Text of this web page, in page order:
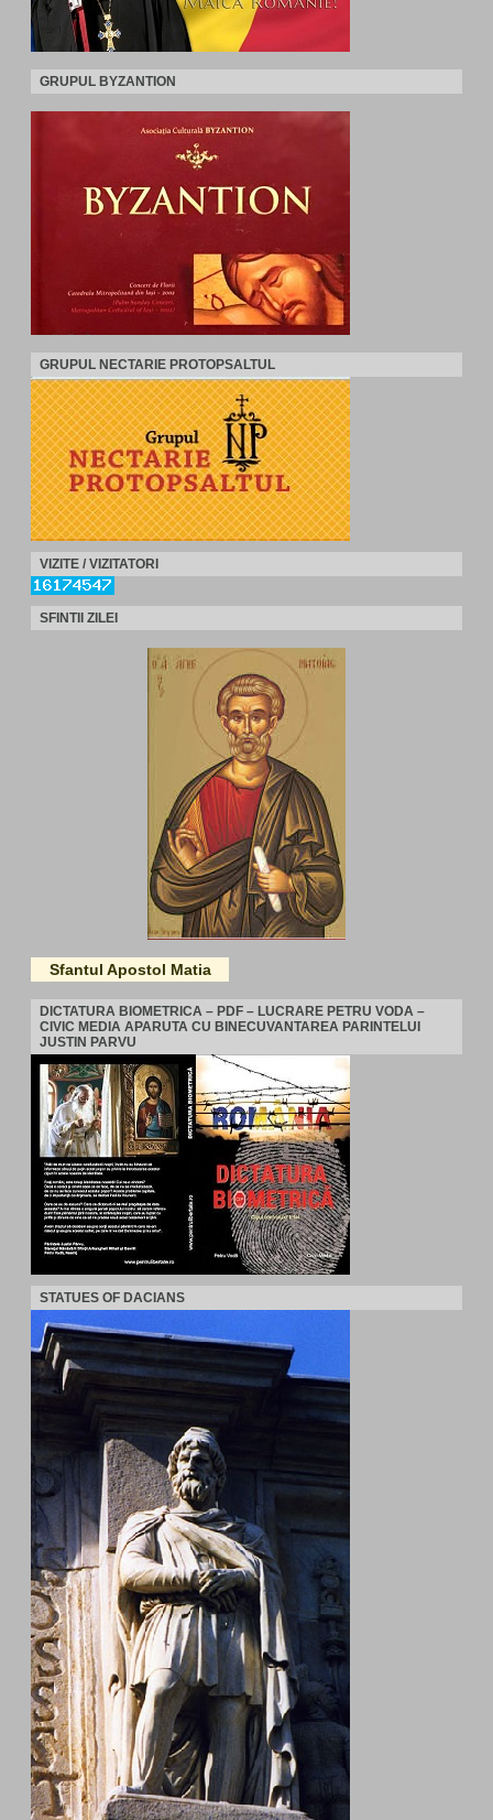
GRUPUL BYZANTION
GRUPUL NECTARIE PROTOPSALTUL
VIZITE / VIZITATORI
SFINTII ZILEI
Sfantul Apostol Matia
DICTATURA BIOMETRICA – PDF – LUCRARE PETRU VODA –
CIVIC MEDIA APARUTA CU BINECUVANTAREA PARINTELUI
JUSTIN PARVU
STATUES OF DACIANS